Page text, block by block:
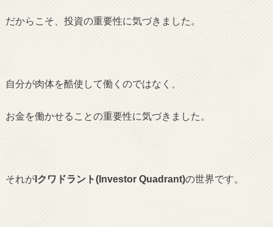
だからこそ、投資の重要性に気づきました。
自分が肉体を酷使して働くのではなく、
お金を働かせることの重要性に気づきました。
それがIクワドラント(Investor Quadrant)の世界です。